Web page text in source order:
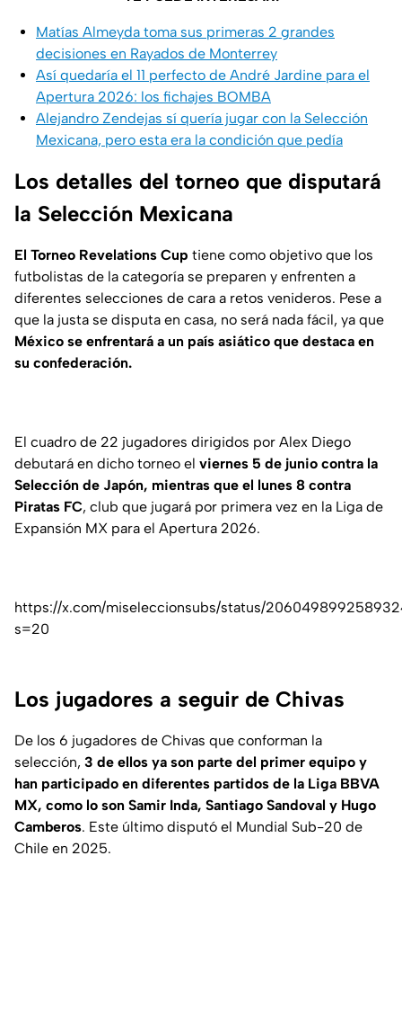
Matías Almeyda toma sus primeras 2 grandes
decisiones en Rayados de Monterrey
Así quedaría el 11 perfecto de André Jardine para el
Apertura 2026: los fichajes BOMBA
Alejandro Zendejas sí quería jugar con la Selección
Mexicana, pero esta era la condición que pedía
Los detalles del torneo que disputará
la Selección Mexicana
El Torneo Revelations Cup tiene como objetivo que los
futbolistas de la categoría se preparen y enfrenten a
diferentes selecciones de cara a retos venideros. Pese a
que la justa se disputa en casa, no será nada fácil, ya que
México se enfrentará a un país asiático que destaca en
su confederación.
El cuadro de 22 jugadores dirigidos por Alex Diego
debutará en dicho torneo el viernes 5 de junio contra la
Selección de Japón, mientras que el lunes 8 contra
Piratas FC, club que jugará por primera vez en la Liga de
Expansión MX para el Apertura 2026.
https://x.com/miseleccionsubs/status/
s=20
Los jugadores a seguir de Chivas
De los 6 jugadores de Chivas que conforman la
selección, 3 de ellos ya son parte del primer equipo y
han participado en diferentes partidos de la Liga BBVA
MX, como lo son Samir Inda, Santiago Sandoval y Hugo
Camberos. Este último disputó el Mundial Sub-20 de
Chile en 2025.